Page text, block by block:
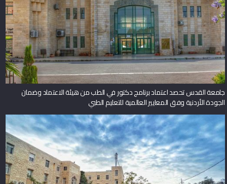
جامعة القدس تحصد اعتماد برنامج دكتور في الطب من هيئة الاعتماد وضمان
الجودة الأردنية وفق المعايير العالمية للتعليم الطبي